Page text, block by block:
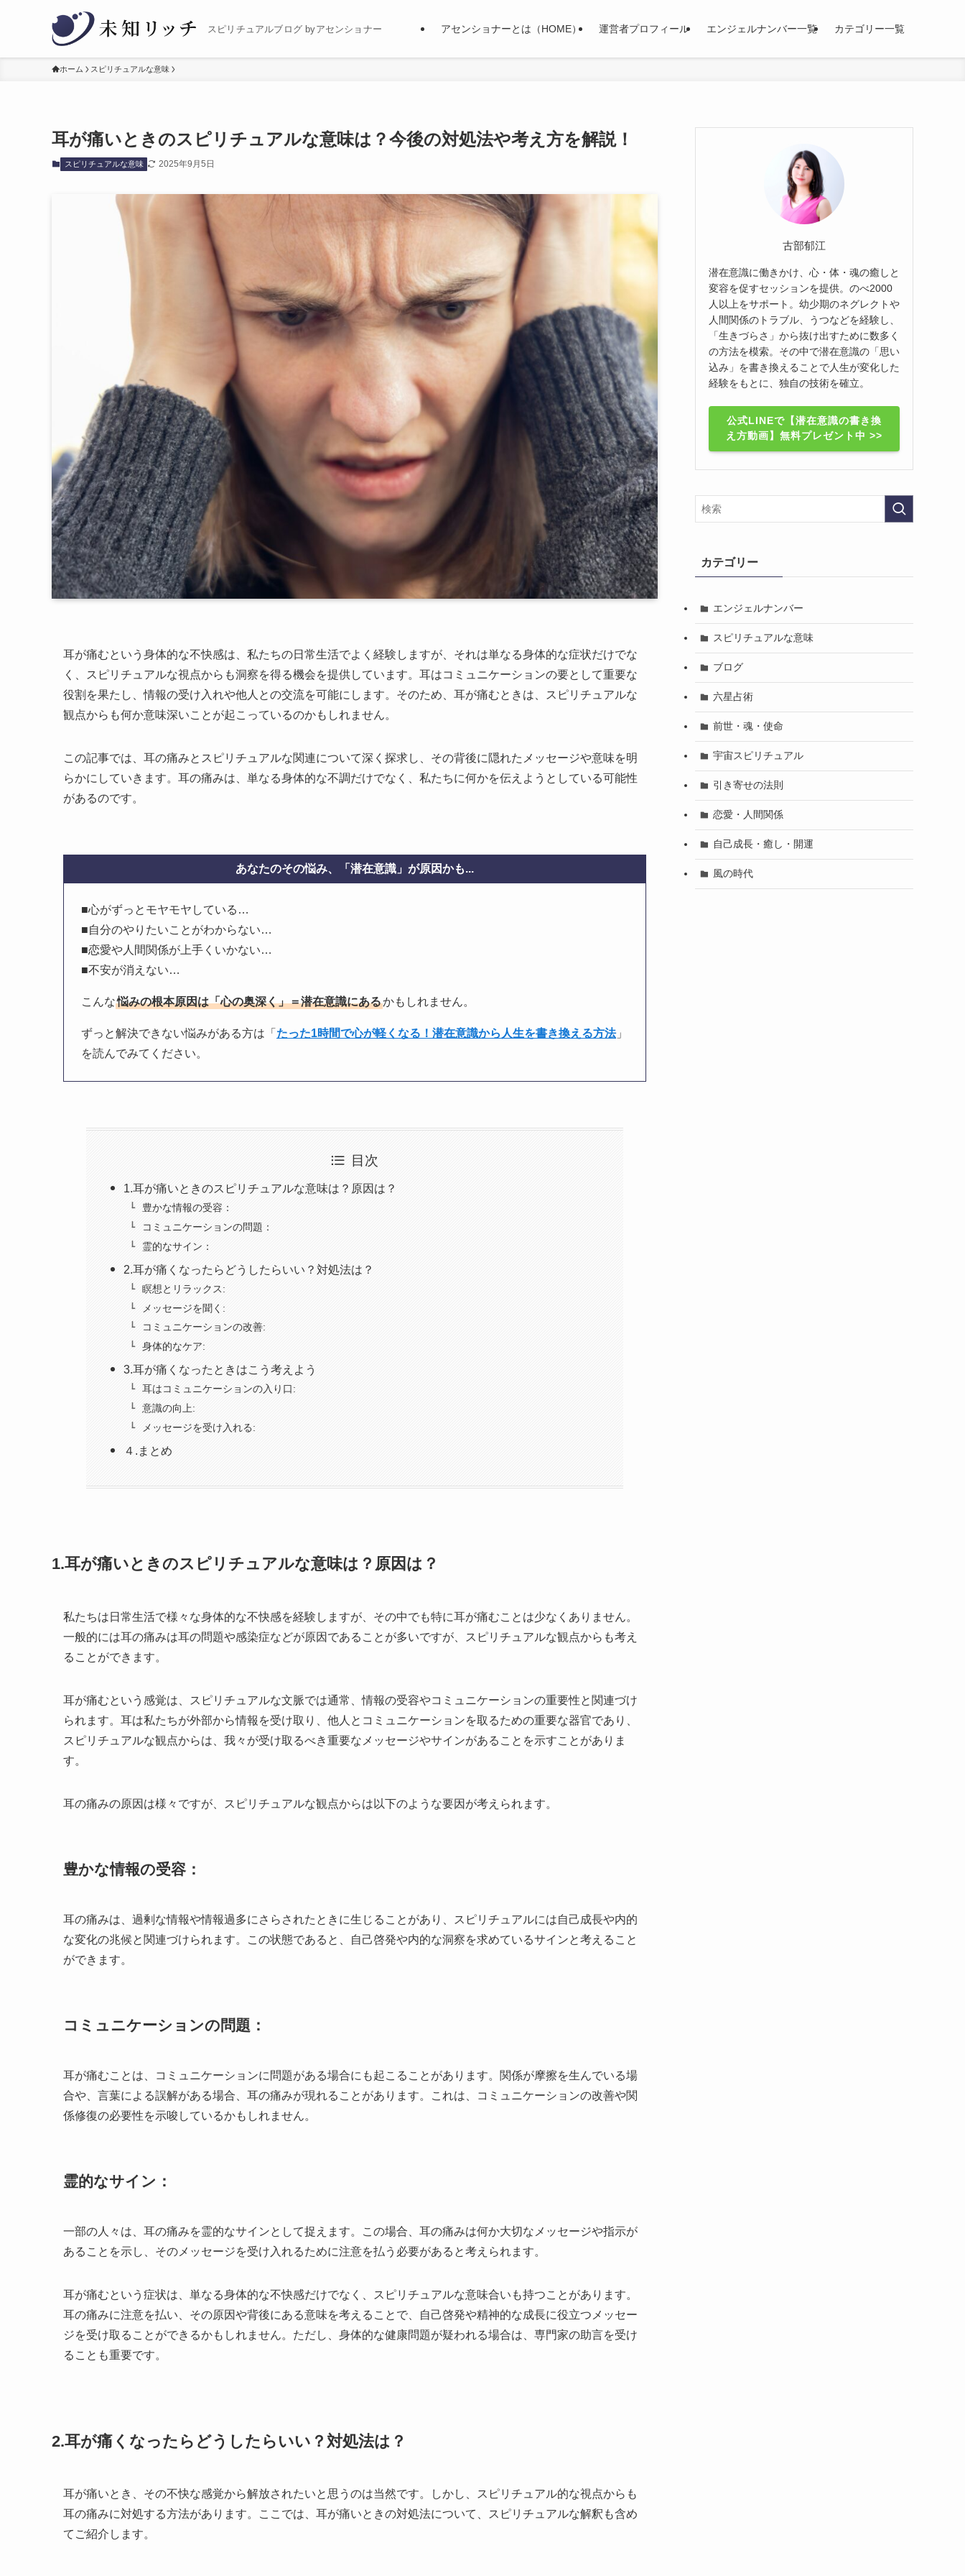
スピリチュアルブログ byアセンショナー アセンショナーとは（HOME） 運営者プロフィール エンジェルナンバー一覧 カテゴリー一覧
ホーム スピリチュアルな意味
耳が痛いときのスピリチュアルな意味は？今後の対処法や考え方を解説！
スピリチュアルな意味 2025年9月5日
耳が痛むという身体的な不快感は、私たちの日常生活でよく経験しますが、それは単なる身体的な症状だけでな
く、スピリチュアルな視点からも洞察を得る機会を提供しています。耳はコミュニケーションの要として重要な
役割を果たし、情報の受け入れや他人との交流を可能にします。そのため、耳が痛むときは、スピリチュアルな
観点からも何か意味深いことが起こっているのかもしれません。
この記事では、耳の痛みとスピリチュアルな関連について深く探求し、その背後に隠れたメッセージや意味を明
らかにしていきます。耳の痛みは、単なる身体的な不調だけでなく、私たちに何かを伝えようとしている可能性
があるのです。
あなたのその悩み、「潜在意識」が原因かも...
■心がずっとモヤモヤしている…
■自分のやりたいことがわからない…
■恋愛や人間関係が上手くいかない…
■不安が消えない…
こんな悩みの根本原因は「心の奥深く」＝潜在意識にあるかもしれません。
ずっと解決できない悩みがある方は「 たった1時間で心が軽くなる！潜在意識から人生を書き換える方法」
を読んでみてください。
目次
1.耳が痛いときのスピリチュアルな意味は？原因は？
豊かな情報の受容：
コミュニケーションの問題：
霊的なサイン：
2.耳が痛くなったらどうしたらいい？対処法は？
瞑想とリラックス:
メッセージを聞く:
コミュニケーションの改善:
身体的なケア:
3.耳が痛くなったときはこう考えよう
耳はコミュニケーションの入り口:
意識の向上:
メッセージを受け入れる:
４.まとめ
1.耳が痛いときのスピリチュアルな意味は？原因は？
私たちは日常生活で様々な身体的な不快感を経験しますが、その中でも特に耳が痛むことは少なくありません。
一般的には耳の痛みは耳の問題や感染症などが原因であることが多いですが、スピリチュアルな観点からも考え
ることができます。
耳が痛むという感覚は、スピリチュアルな文脈では通常、情報の受容やコミュニケーションの重要性と関連づけ
られます。耳は私たちが外部から情報を受け取り、他人とコミュニケーションを取るための重要な器官であり、
スピリチュアルな観点からは、我々が受け取るべき重要なメッセージやサインがあることを示すことがありま
す。
耳の痛みの原因は様々ですが、スピリチュアルな観点からは以下のような要因が考えられます。
豊かな情報の受容：
耳の痛みは、過剰な情報や情報過多にさらされたときに生じることがあり、スピリチュアルには自己成長や内的
な変化の兆候と関連づけられます。この状態であると、自己啓発や内的な洞察を求めているサインと考えること
ができます。
コミュニケーションの問題：
耳が痛むことは、コミュニケーションに問題がある場合にも起こることがあります。関係が摩擦を生んでいる場
合や、言葉による誤解がある場合、耳の痛みが現れることがあります。これは、コミュニケーションの改善や関
係修復の必要性を示唆しているかもしれません。
霊的なサイン：
一部の人々は、耳の痛みを霊的なサインとして捉えます。この場合、耳の痛みは何か大切なメッセージや指示が
あることを示し、そのメッセージを受け入れるために注意を払う必要があると考えられます。
耳が痛むという症状は、単なる身体的な不快感だけでなく、スピリチュアルな意味合いも持つことがあります。
耳の痛みに注意を払い、その原因や背後にある意味を考えることで、自己啓発や精神的な成長に役立つメッセー
ジを受け取ることができるかもしれません。ただし、身体的な健康問題が疑われる場合は、専門家の助言を受け
ることも重要です。
2.耳が痛くなったらどうしたらいい？対処法は？
耳が痛いとき、その不快な感覚から解放されたいと思うのは当然です。しかし、スピリチュアル的な視点からも
耳の痛みに対処する方法があります。ここでは、耳が痛いときの対処法について、スピリチュアルな解釈も含め
てご紹介します。
古部郁江
潜在意識に働きかけ、心・体・魂の癒しと
変容を促すセッションを提供。のべ2000
人以上をサポート。幼少期のネグレクトや
人間関係のトラブル、うつなどを経験し、
「生きづらさ」から抜け出すために数多く
の方法を模索。その中で潜在意識の「思い
込み」を書き換えることで人生が変化した
経験をもとに、独自の技術を確立。
公式LINEで【潜在意識の書き換
え方動画】無料プレゼント中 >>
カテゴリー
エンジェルナンバー
スピリチュアルな意味
ブログ
六星占術
前世・魂・使命
宇宙スピリチュアル
引き寄せの法則
恋愛・人間関係
自己成長・癒し・開運
風の時代